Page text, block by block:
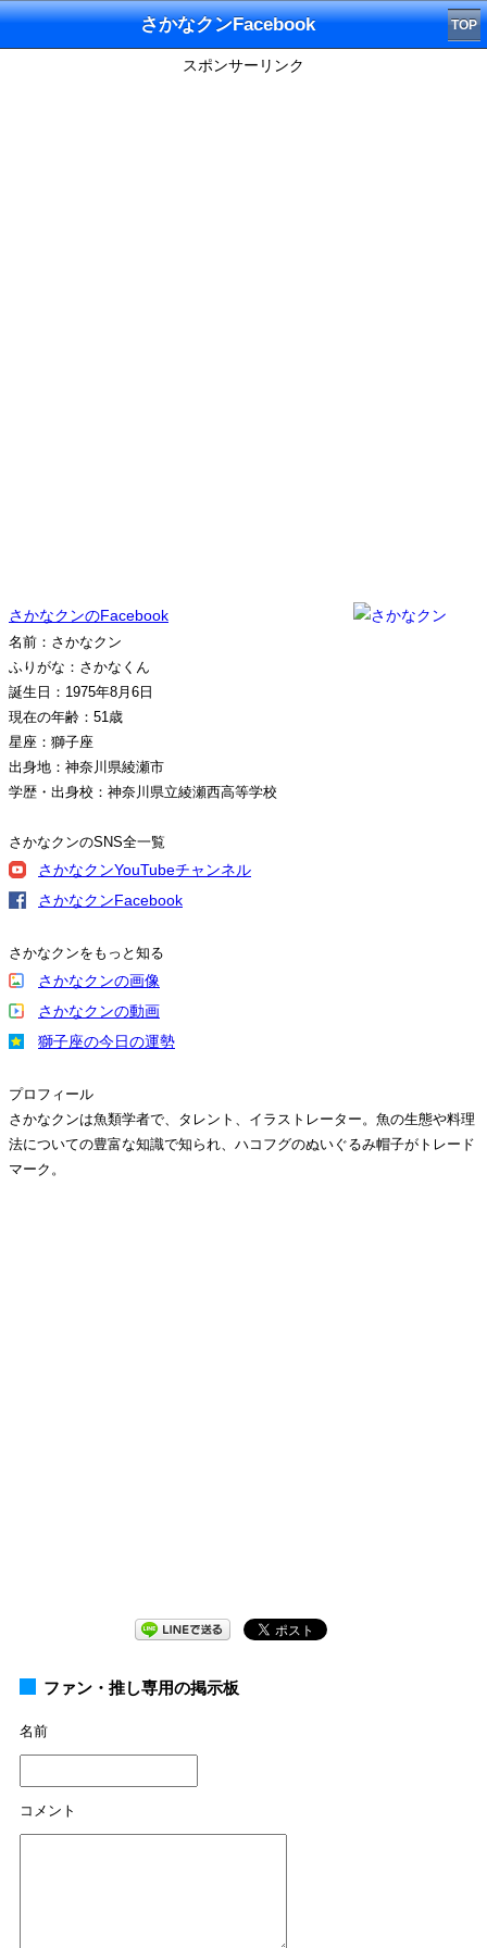
さかなクンFacebook TOP
スポンサーリンク
さかなクンのFacebook
名前：さかなクン
ふりがな：さかなくん
誕生日：1975年8月6日
現在の年齢：51歳
星座：獅子座
出身地：神奈川県綾瀬市
学歴・出身校：神奈川県立綾瀬西高等学校
さかなクンのSNS全一覧
さかなクンYouTubeチャンネル
さかなクンFacebook
さかなクンをもっと知る
さかなクンの画像
さかなクンの動画
獅子座の今日の運勢
プロフィール
さかなクンは魚類学者で、タレント、イラストレーター。魚の生態や料理
法についての豊富な知識で知られ、ハコフグのぬいぐるみ帽子がトレード
マーク。
ファン・推し専用の掲示板
名前
コメント